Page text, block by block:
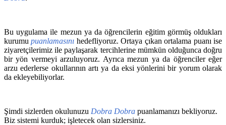
Bu uygulama ile mezun ya da öğrencilerin eğitim görmüş oldukları
kurumupuanlamasını hedefliyoruz. Ortaya çıkan ortalama puanı ise
ziyaretçilerimiz ile paylaşarak tercihlerine mümkün olduğunca doğru
bir yön vermeyi arzuluyoruz. Ayrıca mezun ya da öğrenciler eğer
arzu ederlerse okullarının artı ya da eksi yönlerini bir yorum olarak
da ekleyebiliyorlar.
Şimdi sizlerden okulunuzu Dobra Dobra puanlamanızı bekliyoruz.
Biz sistemi kurduk; işletecek olan sizlersiniz.